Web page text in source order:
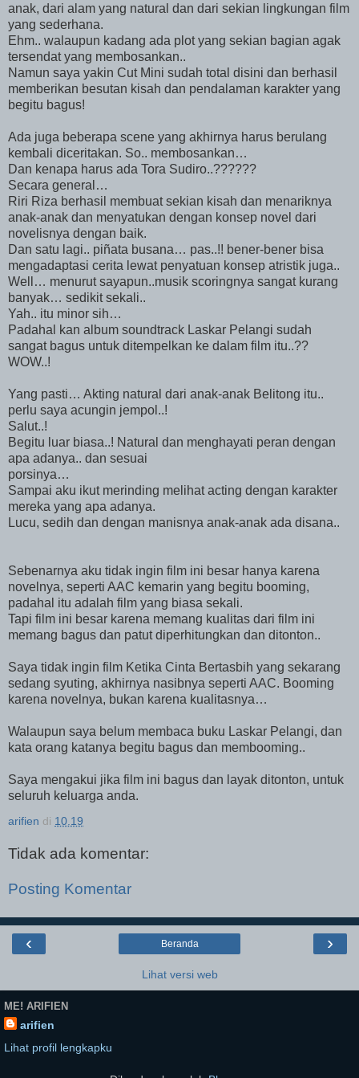
anak, dari alam yang natural dan dari sekian lingkungan film
yang sederhana.
Ehm.. walaupun kadang ada plot yang sekian bagian agak
tersendat yang membosankan..
Namun saya yakin Cut Mini sudah total disini dan berhasil
memberikan besutan kisah dan pendalaman karakter yang
begitu bagus!
Ada juga beberapa scene yang akhirnya harus berulang
kembali diceritakan. So.. membosankan…
Dan kenapa harus ada Tora Sudiro..??????
Secara general…
Riri Riza berhasil membuat sekian kisah dan menariknya
anak-anak dan menyatukan dengan konsep novel dari
novelisnya dengan baik.
Dan satu lagi.. piñata busana… pas..!! bener-bener bisa
mengadaptasi cerita lewat penyatuan konsep atristik juga..
Well… menurut sayapun..musik scoringnya sangat kurang
banyak… sedikit sekali..
Yah.. itu minor sih…
Padahal kan album soundtrack Laskar Pelangi sudah
sangat bagus untuk ditempelkan ke dalam film itu..??
WOW..!
Yang pasti… Akting natural dari anak-anak Belitong itu..
perlu saya acungin jempol..!
Salut..!
Begitu luar biasa..! Natural dan menghayati peran dengan
apa adanya.. dan sesuai
porsinya…
Sampai aku ikut merinding melihat acting dengan karakter
mereka yang apa adanya.
Lucu, sedih dan dengan manisnya anak-anak ada disana..
Sebenarnya aku tidak ingin film ini besar hanya karena
novelnya, seperti AAC kemarin yang begitu booming,
padahal itu adalah film yang biasa sekali.
Tapi film ini besar karena memang kualitas dari film ini
memang bagus dan patut diperhitungkan dan ditonton..
Saya tidak ingin film Ketika Cinta Bertasbih yang sekarang
sedang syuting, akhirnya nasibnya seperti AAC. Booming
karena novelnya, bukan karena kualitasnya…
Walaupun saya belum membaca buku Laskar Pelangi, dan
kata orang katanya begitu bagus dan membooming..
Saya mengakui jika film ini bagus dan layak ditonton, untuk
seluruh keluarga anda.
arifien di 10.19
Tidak ada komentar:
Posting Komentar
‹ ›
Beranda
Lihat versi web
ME! ARIFIEN
arifien
Lihat profil lengkapku